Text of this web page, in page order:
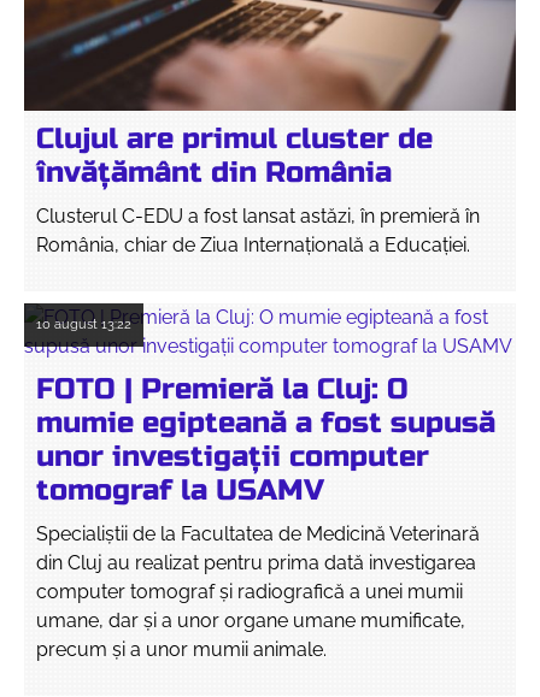
Clujul are primul cluster de
învățământ din România
Clusterul C-EDU a fost lansat astăzi, în premieră în
România, chiar de Ziua Internațională a Educației.
10 august 13:22
FOTO | Premieră la Cluj: O
mumie egipteană a fost supusă
unor investigații computer
tomograf la USAMV
Specialiștii de la Facultatea de Medicină Veterinară
din Cluj au realizat pentru prima dată investigarea
computer tomograf și radiografică a unei mumii
umane, dar și a unor organe umane mumificate,
precum și a unor mumii animale.